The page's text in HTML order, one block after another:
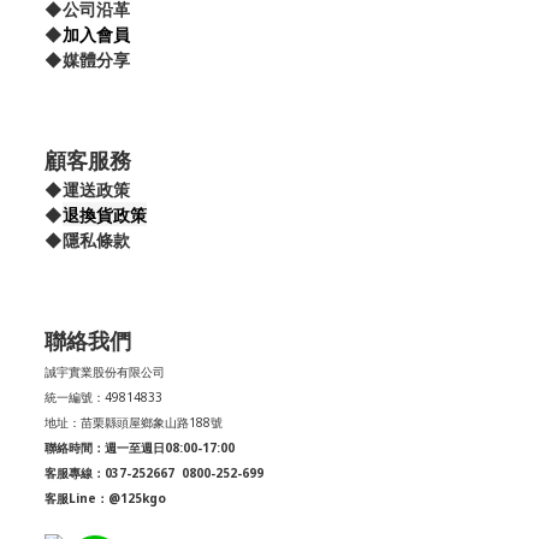
◆公司沿革
◆加入會員
◆媒體分享
顧客服務
◆運送政策
◆退換貨政策
◆隱私條款
聯絡我們
誠宇實業股份有限公司
統一編號：49814833
地址：苗栗縣頭屋鄉象山路188號
聯絡時間：週一至週日08:00-17:00
客服專線：037-252667 0800-252-699
客服Line：@125kgo